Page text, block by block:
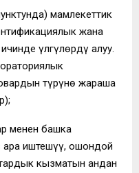
мамлекеттик
жана
үлгүлөрдү алуу.
түрүнө жараша
менен башка
ара иштешүү, ошондой
кызматын андан